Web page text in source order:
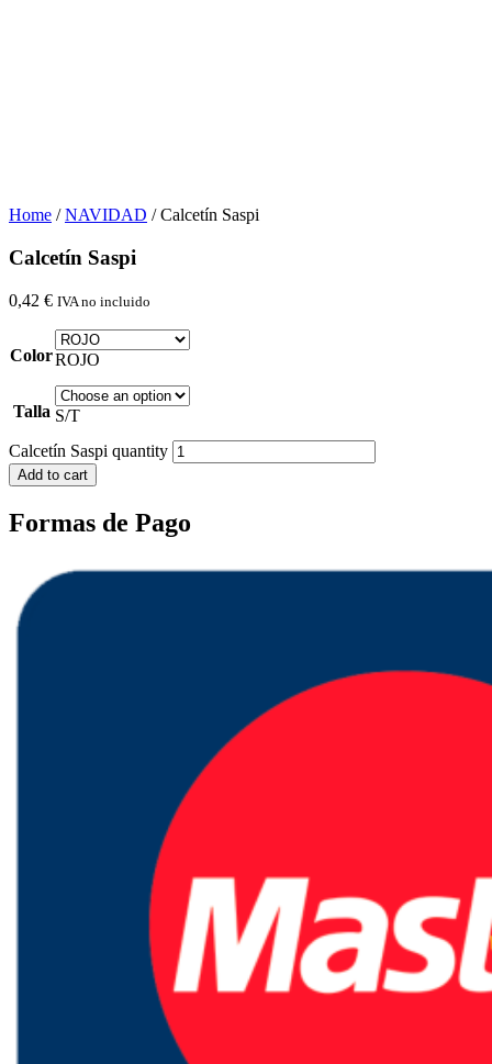
Home /NAVIDAD / Calcetín Saspi
Calcetín Saspi
0,42 € IVA no incluido
ColorROJO
Talla S/T
Calcetín Saspi quantity
Add to cart
Formas de Pago